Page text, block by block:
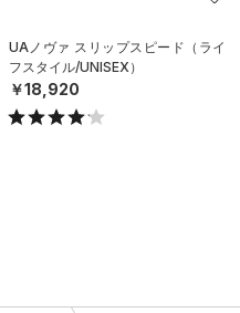
UAノヴァ スリップスピード（ライ
フスタイル/UNISEX）
￥18,920